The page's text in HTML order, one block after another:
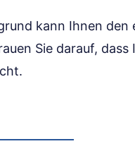
kann Ihnen
Sie darauf,